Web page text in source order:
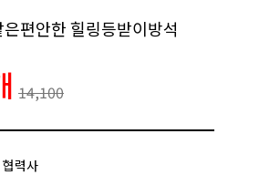
편안한 힐링등받이방석
14,100
력사